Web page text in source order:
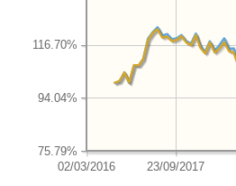
02/03/2016 23/09/2017
75.79%
94.04%
116.70%